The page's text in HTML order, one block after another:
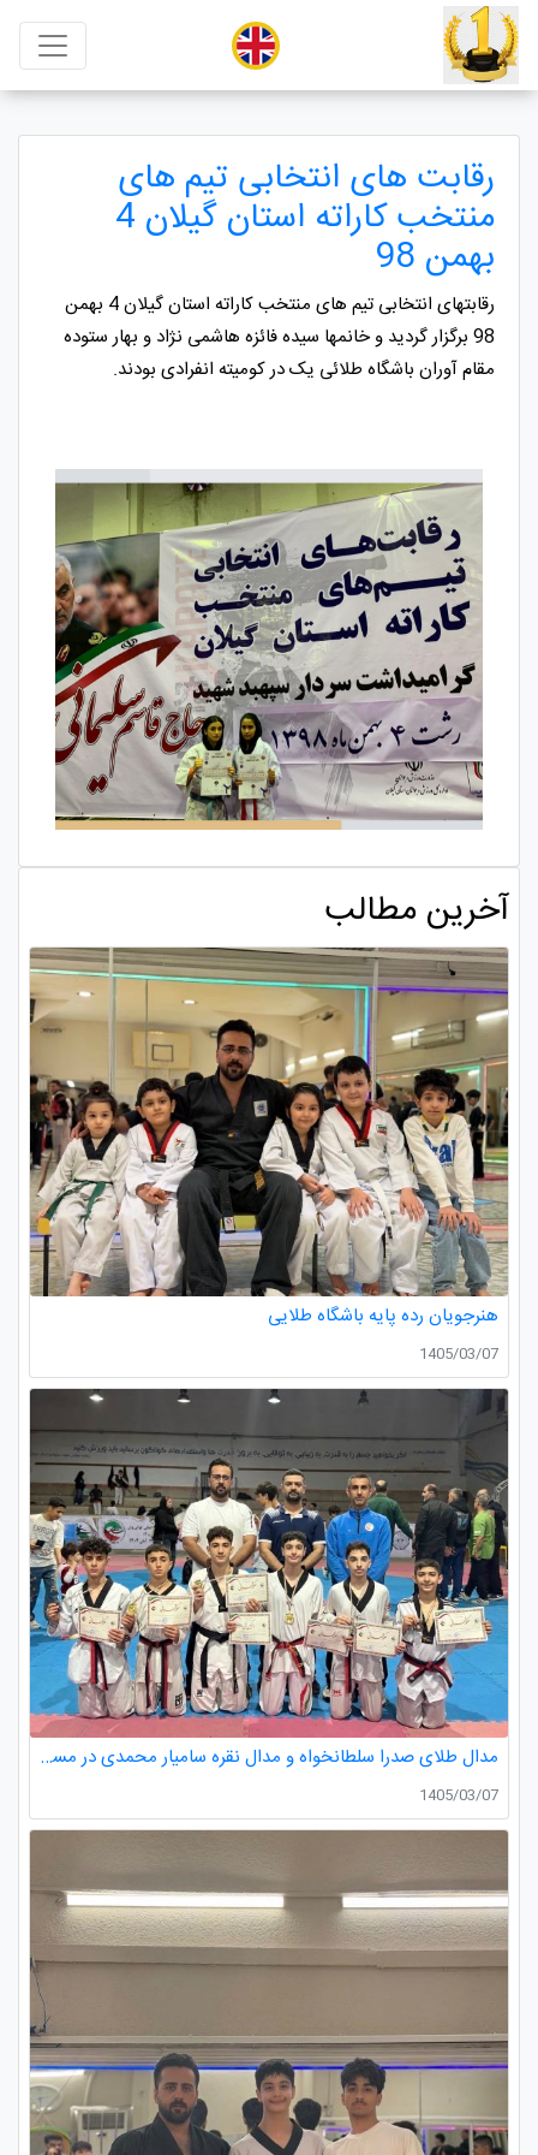
رقابت های انتخابی تیم های
منتخب کاراته استان گیلان 4
بهمن 98
رقابتهای انتخابی تیم های منتخب کاراته استان گیلان 4 بهمن
98 برگزار گردید و خانمها سیده فائزه هاشمی نژاد و بهار ستوده
مقام آوران باشگاه طلائی یک در کومیته انفرادی بودند.
آخرین مطالب
هنرجویان رده پایه باشگاه طلایی
1405/03/07
مدال طلای صدرا سلطانخواه و مدال نقره سامیار محمدی در مسابقات قهرمانی نونهالان استان گیلان
1405/03/07